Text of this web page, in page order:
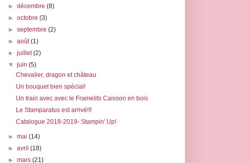
►décembre(8)
►octobre(3)
►septembre(2)
►août(1)
►juillet(2)
▼juin(5)
Chevalier, dragon et château
Un bouquet bien spécial!
Un train avec avec le Framelits Caisson en bois
Le Stamparatus est arrivé!!!
Catalogue 2018-2019- Stampin' Up!
►mai(14)
►avril(18)
►mars(21)